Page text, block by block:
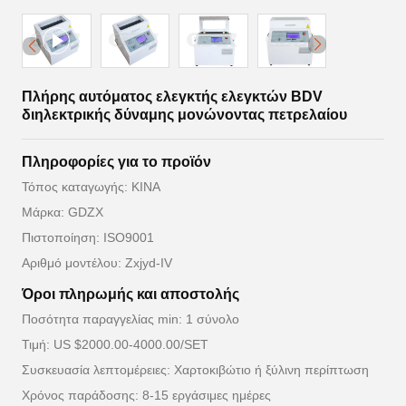
Πλήρης αυτόματος ελεγκτής ελεγκτών BDV
διηλεκτρικής δύναμης μονώνοντας πετρελαίου
Πληροφορίες για το προϊόν
Τόπος καταγωγής: ΚΙΝΑ
Μάρκα: GDZX
Πιστοποίηση: ISO9001
Αριθμό μοντέλου: Zxjyd-IV
Όροι πληρωμής και αποστολής
Ποσότητα παραγγελίας min: 1 σύνολο
Τιμή: US $2000.00-4000.00/SET
Συσκευασία λεπτομέρειες: Χαρτοκιβώτιο ή ξύλινη περίπτωση
Χρόνος παράδοσης: 8-15 εργάσιμες ημέρες